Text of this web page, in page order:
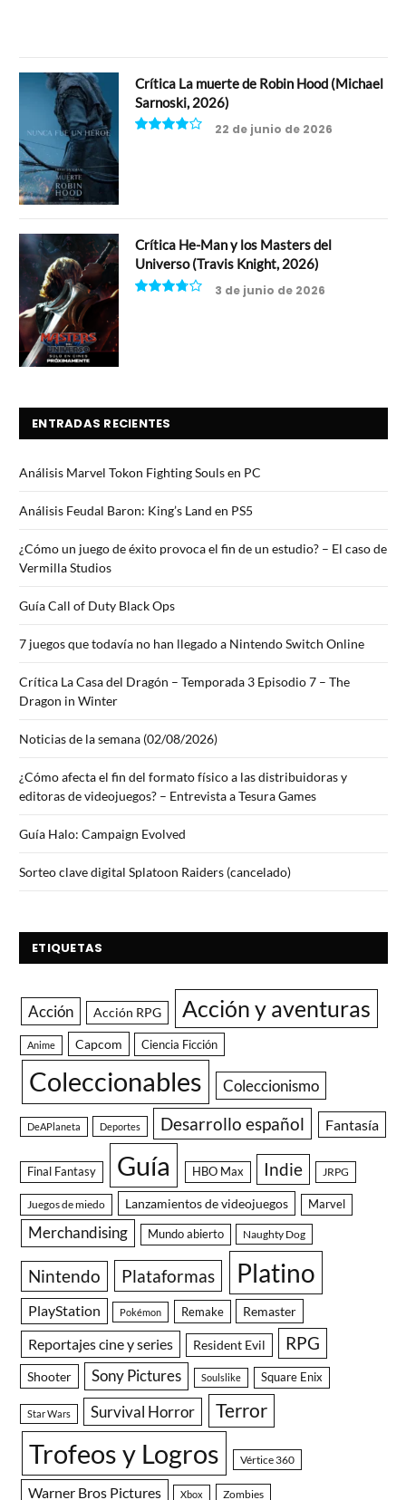
Crítica La muerte de Robin Hood (Michael
Sarnoski, 2026)
22 de junio de 2026
Crítica He-Man y los Masters del
Universo (Travis Knight, 2026)
3 de junio de 2026
ENTRADAS RECIENTES
Análisis Marvel Tokon Fighting Souls en PC
Análisis Feudal Baron: King’s Land en PS5
¿Cómo un juego de éxito provoca el fin de un estudio? – El caso de
Vermilla Studios
Guía Call of Duty Black Ops
7 juegos que todavía no han llegado a Nintendo Switch Online
Crítica La Casa del Dragón – Temporada 3 Episodio 7 – The
Dragon in Winter
Noticias de la semana (02/08/2026)
¿Cómo afecta el fin del formato físico a las distribuidoras y
editoras de videojuegos? – Entrevista a Tesura Games
Guía Halo: Campaign Evolved
Sorteo clave digital Splatoon Raiders (cancelado)
ETIQUETAS
Acción Acción RPG Acción y aventuras
Anime Capcom Ciencia Ficción
Coleccionables Coleccionismo
DeAPlaneta Deportes Desarrollo español Fantasía
Final Fantasy Guía HBO Max Indie JRPG
Juegos de miedo Lanzamientos de videojuegos Marvel
Merchandising Mundo abierto Naughty Dog
Nintendo Plataformas Platino
PlayStation Pokémon Remake Remaster
Reportajes cine y series Resident Evil RPG
Shooter Sony Pictures Soulslike Square Enix
Star Wars Survival Horror Terror
Trofeos y Logros Vértice 360
Warner Bros Pictures Xbox Zombies